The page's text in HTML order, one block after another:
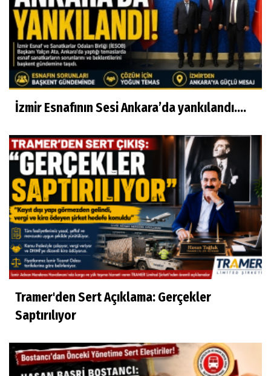
İzmir Esnafının Sesi Ankara’da yankılandı….
Tramer'den Sert Açıklama: Gerçekler
Saptırılıyor